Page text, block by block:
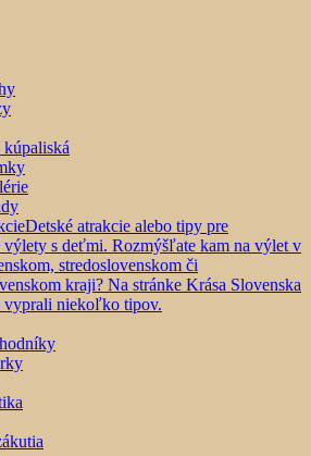
Detské atrakcie alebo tipy pre
výlety s deťmi. Rozmýšľate kam na výlet v
stredoslovenskom či
kraji? Na stránke Krása Slovenska
vyprali niekoľko tipov.